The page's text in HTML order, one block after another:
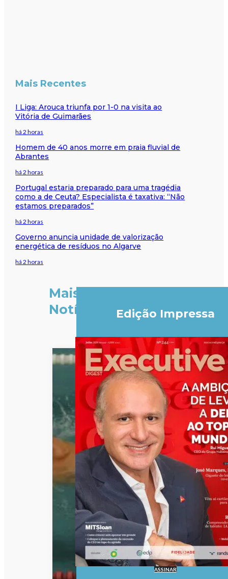
Mais Recentes
I Liga: Arouca triunfa por 1-0 na visita ao
Vitória de Guimarães
há 2 horas
Homem de 40 anos morre em praia fluvial de
Abrantes
há 2 horas
Portugal estaria preparado para uma tragédia
como a de Ceuta? Especialista é taxativa: “Não
estamos preparados”
há 2 horas
Governo anuncia unidade de valorização
energética de resíduos no Algarve
há 2 horas
Mais
Notícias
Edição Impressa
ASSINAR